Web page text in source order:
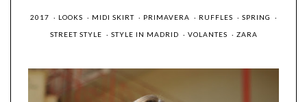
2017 · LOOKS · MIDI SKIRT · PRIMAVERA · RUFFLES · SPRING ·
STREET STYLE · STYLE IN MADRID · VOLANTES · ZARA